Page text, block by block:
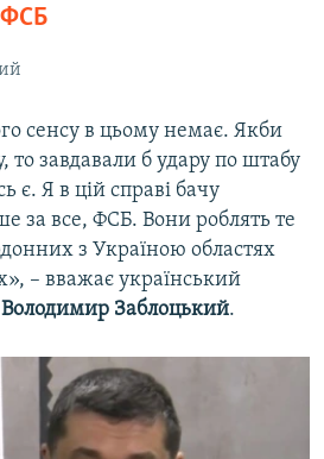
сенсу в цьому немає. Якби
то завдавали б удару по штабу
є. Я в цій справі бачу
за все, ФСБ. Вони роблять те
з Україною областях
– вважає український
Володимир Заблоцький.